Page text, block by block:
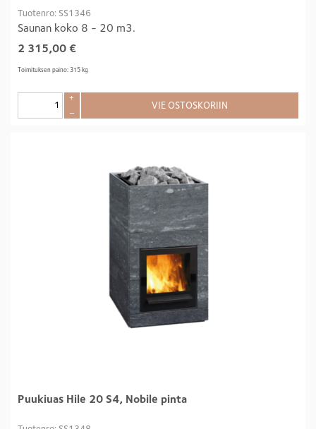
Tuotenro: SS1346
Saunan koko 8 - 20 m3.
2 315,00 €
Toimituksen paino: 315 kg
+
–
VIE OSTOSKORIIN
Puukiuas Hile 20 S4, Nobile pinta